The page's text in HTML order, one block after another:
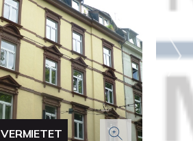
VERMIETET